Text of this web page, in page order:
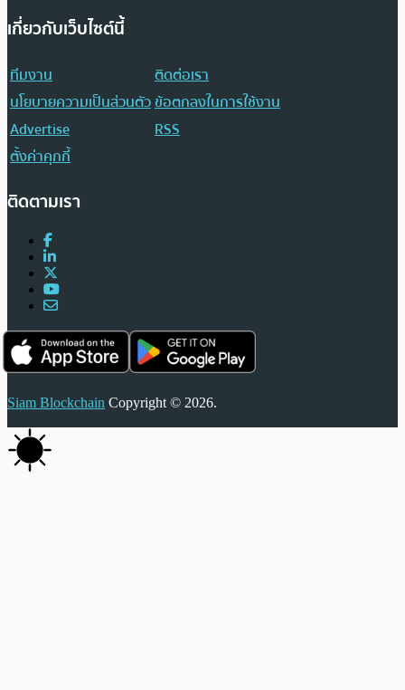
เกี่ยวกับเว็บไซต์นี้
ทีมงาน
ติดต่อเรา
นโยบายความเป็นส่วนตัวข้อตกลงในการใช้งาน
Advertise
RSS
ตั้งค่าคุกกี้
ติดตามเรา
Siam Blockchain Copyright © 2026.